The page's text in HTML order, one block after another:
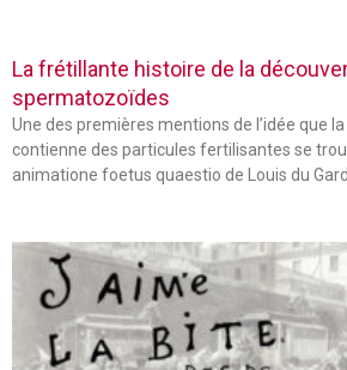
La frétillante histoire de la
spermatozoïdes
Une des premières mentions de l’idée que
contienne des particules fertilisantes se
animatione foetus quaestio de Louis du